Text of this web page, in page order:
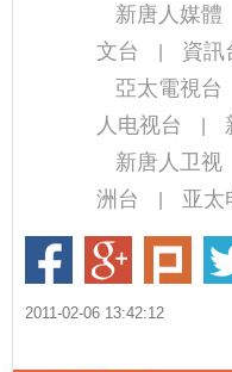
新唐人媒體
文台
資訊
亞太電視台
人电视台
新唐人卫视
洲台
亚太
2011-02-06 13:42:12